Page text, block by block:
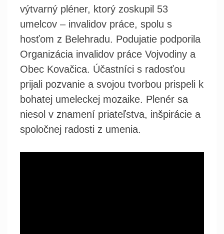
výtvarný pléner, ktorý zoskupil 53
umelcov – invalidov práce, spolu s
hosťom z Belehradu. Podujatie podporila
Organizácia invalidov práce Vojvodiny a
Obec Kovačica. Účastníci s radosťou
prijali pozvanie a svojou tvorbou prispeli k
bohatej umeleckej mozaike. Plenér sa
niesol v znamení priateľstva, inšpirácie a
spoločnej radosti z umenia.